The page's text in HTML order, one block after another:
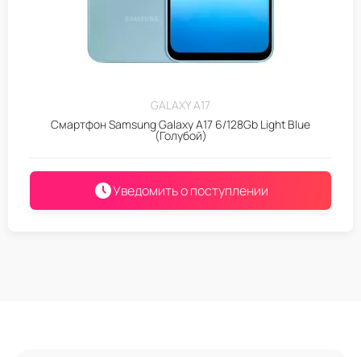
GALAXY A17
Смартфон Samsung Galaxy A17 6/128Gb Light Blue
(Голубой)
Уведомить о поступлении